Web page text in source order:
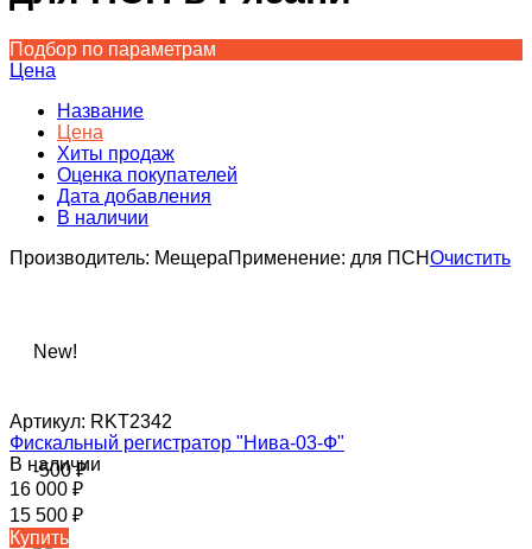
Подбор по параметрам
Цена
Название
Цена
Хиты продаж
Оценка покупателей
Дата добавления
В наличии
Производитель: МещераПрименение: для ПСНОчистить
New!
-500₽
Артикул: RKT2342
Фискальный регистратор "Нива-03-Ф"
В наличии
16 000 ₽
15 500 ₽
Купить